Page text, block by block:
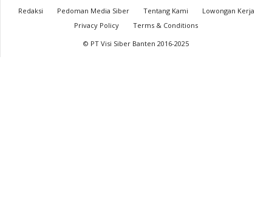
Redaksi Pedoman Media Siber Tentang Kami
Lowongan Kerja
Privacy Policy
Terms & Conditions
© PT Visi Siber Banten 2016-2025